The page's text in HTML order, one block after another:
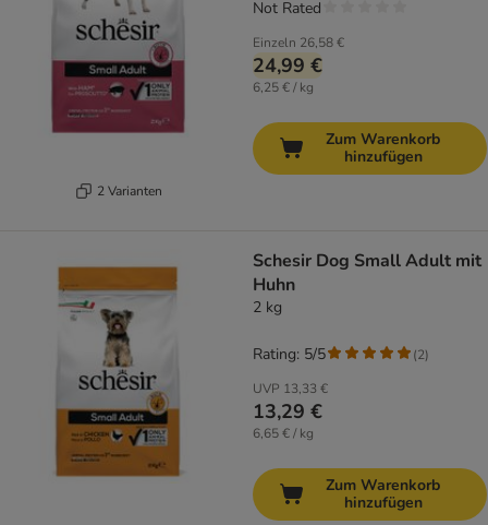
2 Varianten
Einzeln 26,58 €
24,99 €
6,25 € / kg
Not Rated
Zum Warenkorb
hinzufügen
Schesir Dog Small Adult mit
Huhn
2 kg
UVP 13,33 €
13,29 €
6,65 € / kg
Rating: 5/5 (2)
Zum Warenkorb
hinzufügen